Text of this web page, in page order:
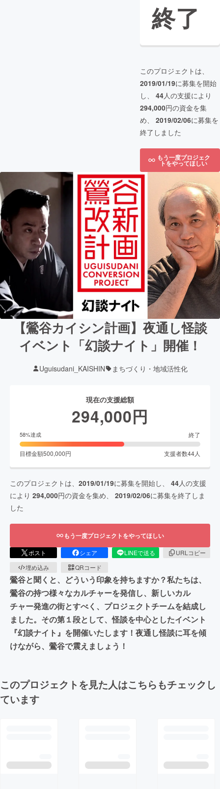
終了
このプロジェクトは、
2019/01/19に募集を開始
し、 44人の支援により
294,000円の資金を集
め、 2019/02/06に募集を
終了しました
もう一度プロジェク
トをやってほしい
【鶯谷カイシン計画】夜通し怪談
イベント「幻談ナイト」開催！
Uguisudani_KAISHIN まちづくり・地域活性化
現在の支援総額
294,000円
58%達成 終了
目標金額500,000円 支援者数44人
このプロジェクトは、 2019/01/19に募集を開始し、 44人の支援
により 294,000円の資金を集め、 2019/02/06に募集を終了しま
した
もう一度プロジェクトをやってほしい
ポスト シェア LINEで送る
URLコピー
埋め込み
QRコード
鶯谷と聞くと、どういう印象を持ちますか？私たちは、
鶯谷の持つ様々なカルチャーを発信し、新しいカル
チャー発進の街とすべく、プロジェクトチームを結成し
ました。その第１段として、怪談を中心としたイベント
『幻談ナイト』を開催いたします！夜通し怪談に耳を傾
けながら、鶯谷で震えましょう！
このプロジェクトを見た人はこちらもチェックし
ています